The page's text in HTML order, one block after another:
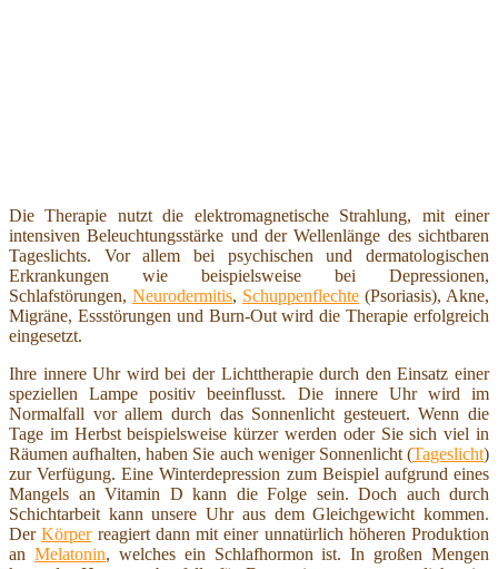
Die Therapie nutzt die elektromagnetische Strahlung, mit einer
intensiven Beleuchtungsstärke und der Wellenlänge des sichtbaren
Tageslichts. Vor allem bei psychischen und dermatologischen
Erkrankungen wie beispielsweise bei Depressionen,
Schlafstörungen, Neurodermitis, Schuppenflechte (Psoriasis), Akne,
Migräne, Essstörungen und Burn-Out wird die Therapie erfolgreich
eingesetzt.
Ihre innere Uhr wird bei der Lichttherapie durch den Einsatz einer
speziellen Lampe positiv beeinflusst. Die innere Uhr wird im
Normalfall vor allem durch das Sonnenlicht gesteuert. Wenn die
Tage im Herbst beispielsweise kürzer werden oder Sie sich viel in
Räumen aufhalten, haben Sie auch weniger Sonnenlicht (Tageslicht)
zur Verfügung. Eine Winterdepression zum Beispiel aufgrund eines
Mangels an Vitamin D kann die Folge sein. Doch auch durch
Schichtarbeit kann unsere Uhr aus dem Gleichgewicht kommen.
DerKörperreagiert dann mit einer unnatürlich höheren Produktion
an Melatonin, welches ein Schlafhormon ist. In großen Mengen